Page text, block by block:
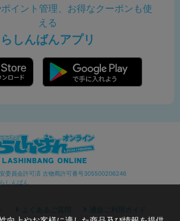
イント管理、お得なクーポンも使
える
らしんばんアプリ
委員会許可済 古物商許可番号305500206246
しんばん
よくあるご質問
通販ご利用ガイド